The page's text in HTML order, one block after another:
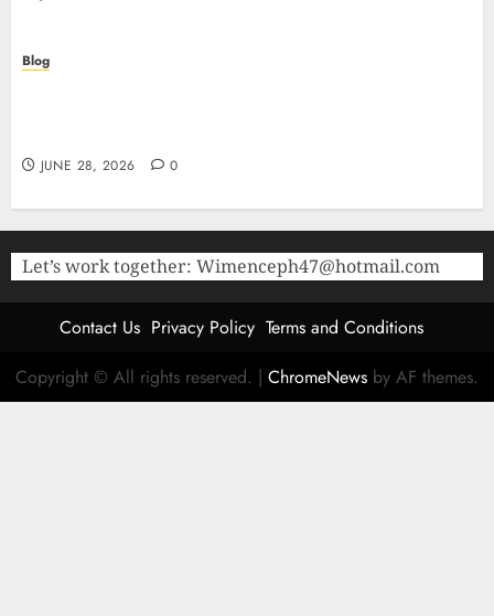
Blog
JUNE 28, 2026 0
Let’s work together: Wimenceph47@hotmail.com
Contact Us Privacy Policy Terms and Conditions
Copyright © All rights reserved. | ChromeNews by AF themes.